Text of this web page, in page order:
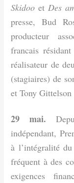
Skidoo etDes
presse, Bud
producteur
francais
réalisateur de
(stagiaires) de
et Tony
29 mai.
indépendant,
à l’intégralité
fréquent à des
exigences